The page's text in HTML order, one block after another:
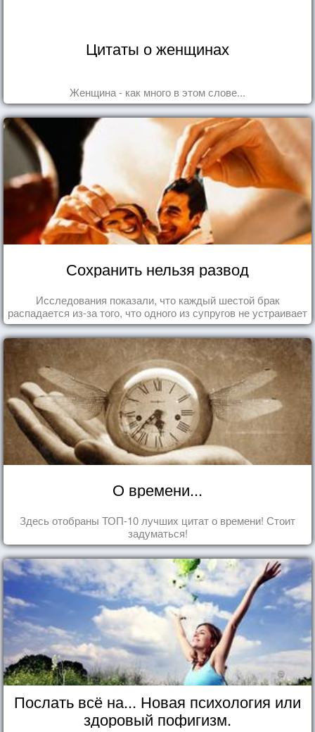
Цитаты о женщинах
Женщина - как много в этом слове...
Сохранить нельзя развод
Исследования показали, что каждый шестой брак
распадается из-за того, что одного из супругов не устраивает
та роль, которая выпала ему в семье.
О времени...
Здесь отобраны ТОП-10 лучших цитат о времени! Стоит
задуматься!
Послать всё на... Новая психология или
здоровый пофигизм.